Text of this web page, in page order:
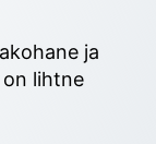
ja
lihtne